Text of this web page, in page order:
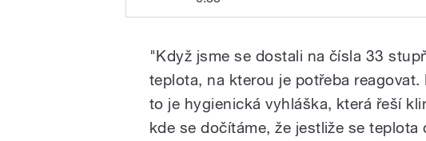
"Když jsme se dostali na čísla 33
teplota, na kterou je potřeba
to je hygienická vyhláška, která řeší
kde se dočítáme, že jestliže se